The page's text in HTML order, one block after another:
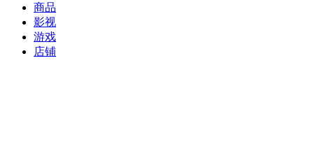
商品
影视
游戏
店铺